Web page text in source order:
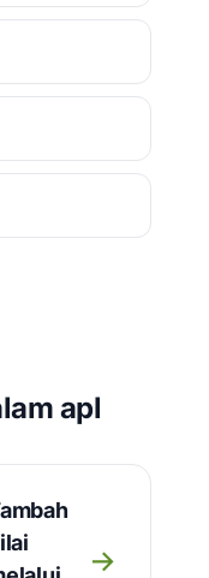
apl
→